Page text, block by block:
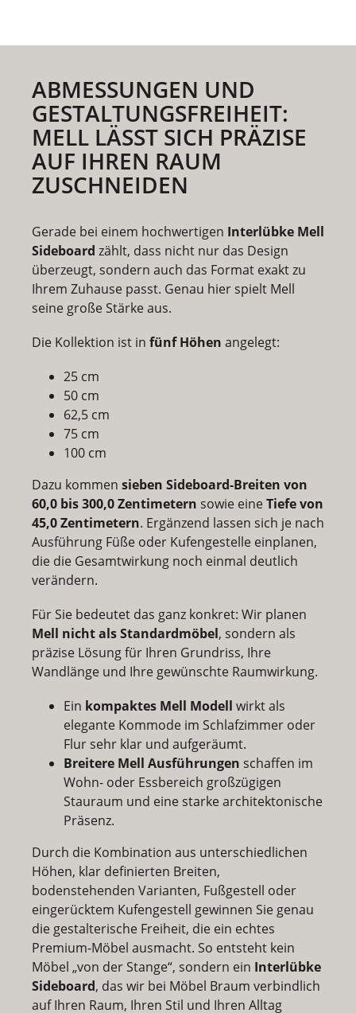
ABMESSUNGEN UND
GESTALTUNGSFREIHEIT:
MELL LÄSST SICH PRÄZISE
AUF IHREN RAUM
ZUSCHNEIDEN
Gerade bei einem hochwertigen Interlübke Mell
Sideboard zählt, dass nicht nur das Design
überzeugt, sondern auch das Format exakt zu
Ihrem Zuhause passt. Genau hier spielt Mell
seine große Stärke aus.
Die Kollektion ist in fünf Höhen angelegt:
25 cm
50 cm
62,5 cm
75 cm
100 cm
Dazu kommen sieben Sideboard-Breiten von
60,0 bis 300,0 Zentimetern sowie eineTiefe von
45,0 Zentimetern. Ergänzend lassen sich je nach
Ausführung Füße oder Kufengestelle einplanen,
die die Gesamtwirkung noch einmal deutlich
verändern.
Für Sie bedeutet das ganz konkret: Wir planen
Mell nicht als Standardmöbel, sondern als
präzise Lösung für Ihren Grundriss, Ihre
Wandlänge und Ihre gewünschte Raumwirkung.
Ein kompaktes Mell Modell wirkt als
elegante Kommode im Schlafzimmer oder
Flur sehr klar und aufgeräumt.
Breitere Mell Ausführungen schaffen im
Wohn- oder Essbereich großzügigen
Stauraum und eine starke architektonische
Präsenz.
Durch die Kombination aus unterschiedlichen
Höhen, klar definierten Breiten,
bodenstehenden Varianten, Fußgestell oder
eingerücktem Kufengestell gewinnen Sie genau
die gestalterische Freiheit, die ein echtes
Premium-Möbel ausmacht. So entsteht kein
Möbel „von der Stange“, sondern ein Interlübke
Sideboard, das wir bei Möbel Braum verbindlich
auf Ihren Raum, Ihren Stil und Ihren Alltag